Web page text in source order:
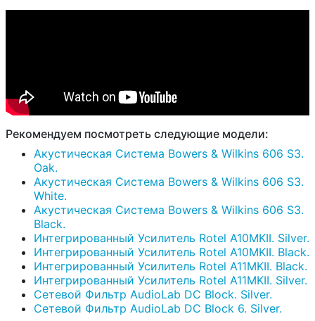
Рекомендуем посмотреть следующие модели:
Акустическая Система Bowers & Wilkins 606 S3.
Oak.
Акустическая Система Bowers & Wilkins 606 S3.
White.
Акустическая Система Bowers & Wilkins 606 S3.
Black.
Интегрированный Усилитель Rotel A10MKII. Silver.
Интегрированный Усилитель Rotel A10MKII. Black.
Интегрированный Усилитель Rotel A11MKII. Black.
Интегрированный Усилитель Rotel A11MKII. Silver.
Сетевой Фильтр AudioLab DC Block. Silver.
Сетевой Фильтр AudioLab DC Block 6. Silver.